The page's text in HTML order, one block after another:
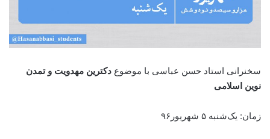
سخنرانی استاد حسن عباسی با موضوع دکترین مهدویت و تمدن
نوین اسلامی
زمان: یک‌شنبه ۵ شهریور۹۶